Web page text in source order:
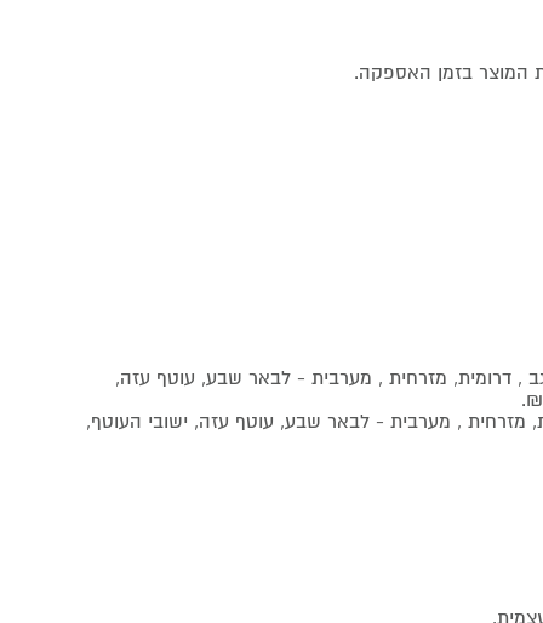
המוצר בזמן האספקה.
, דרומית, מזרחית , מערבית - לבאר שבע, עוטף עזה,
מזרחית , מערבית - לבאר שבע, עוטף עזה, ישובי העוטף,